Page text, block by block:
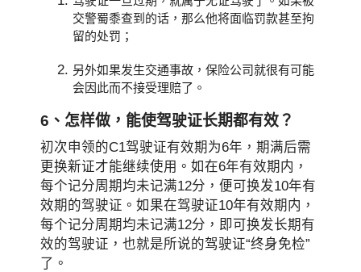
交警蜀黍查到的话，那么他将面临罚款甚至拘
留的处罚；
另外如果发生交通事故，保险公司就很有可能
会因此而不接受理赔了。
6、怎样做，能使驾驶证长期都有效？
初次申领的C1驾驶证有效期为6年，期满后需
更换新证才能继续使用。如在6年有效期内，
每个记分周期均未记满12分，便可换发10年有
效期的驾驶证。如果在驾驶证10年有效期内，
每个记分周期均未记满12分，即可换发长期有
效的驾驶证，也就是所说的驾驶证“终身免检”
了。